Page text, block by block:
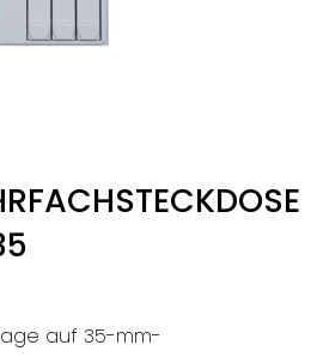
auf 35-mm-